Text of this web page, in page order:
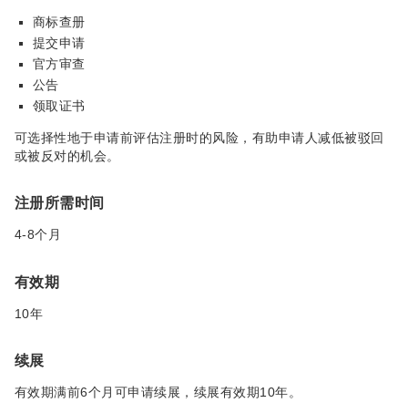
商标查册
提交申请
官方审查
公告
领取证书
可选择性地于申请前评估注册时的风险，有助申请人减低被驳回
或被反对的机会。
注册所需时间
4-8个月
有效期
10年
续展
有效期满前6个月可申请续展，续展有效期10年。